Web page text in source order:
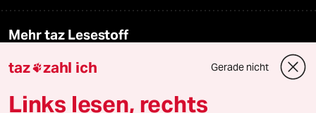
Mehr taz Lesestoff
taz zahl ich Gerade nicht
Links lesen, rechts